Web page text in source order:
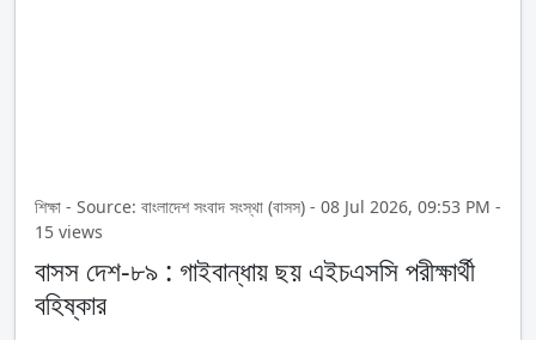
শিক্ষা - Source: বাংলাদেশ সংবাদ সংস্থা (বাসস) - 08 Jul 2026, 09:53 PM -
15 views
বাসস দেশ-৮৯ : গাইবান্ধায় ছয় এইচএসসি পরীক্ষার্থী
বহিষ্কার